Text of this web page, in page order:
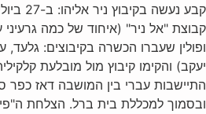
קבוצת "אל ניר" (איחוד של כמה גרעיני
ופולין שעברו הכשרה בקיבוצים: גלעד,
יעקב) והקימו קיבוץ מול מובלעת
התיישבות עברי בין המושבה דאז כפר
ובסמוך למכללת בית ברל. הצלחת